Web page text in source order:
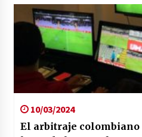
10/03/2024
El arbitraje colombiano